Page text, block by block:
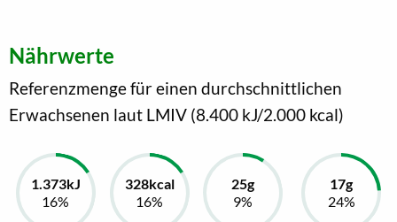
Nährwerte
Referenzmenge für einen durchschnittlichen
Erwachsenen laut LMIV (8.400 kJ/2.000 kcal)